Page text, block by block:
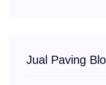
Jual Paving